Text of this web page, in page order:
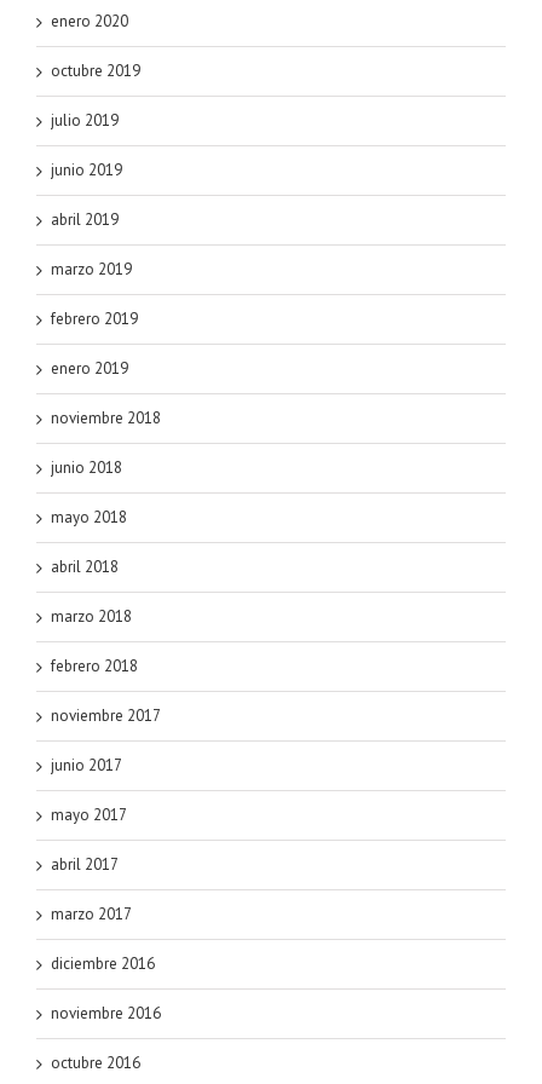
enero 2020
octubre 2019
julio 2019
junio 2019
abril 2019
marzo 2019
febrero 2019
enero 2019
noviembre 2018
junio 2018
mayo 2018
abril 2018
marzo 2018
febrero 2018
noviembre 2017
junio 2017
mayo 2017
abril 2017
marzo 2017
diciembre 2016
noviembre 2016
octubre 2016